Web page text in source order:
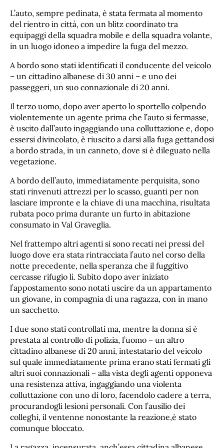
L’auto, sempre pedinata, è stata fermata al momento
del rientro in città, con un blitz coordinato tra
equipaggi della squadra mobile e della squadra volante,
in un luogo idoneo a impedire la fuga del mezzo.
A bordo sono stati identificati il conducente del veicolo
– un cittadino albanese di 30 anni – e uno dei
passeggeri, un suo connazionale di 20 anni.
Il terzo uomo, dopo aver aperto lo sportello colpendo
violentemente un agente prima che l’auto si fermasse,
è uscito dall’auto ingaggiando una colluttazione e, dopo
essersi divincolato, è riuscito a darsi alla fuga gettandosi
a bordo strada, in un canneto, dove si è dileguato nella
vegetazione.
A bordo dell’auto, immediatamente perquisita, sono
stati rinvenuti attrezzi per lo scasso, guanti per non
lasciare impronte e la chiave di una macchina, risultata
rubata poco prima durante un furto in abitazione
consumato in Val Graveglia.
Nel frattempo altri agenti si sono recati nei pressi del
luogo dove era stata rintracciata l’auto nel corso della
notte precedente, nella speranza che il fuggitivo
cercasse rifugio lì. Subito dopo aver iniziato
l’appostamento sono notati uscire da un appartamento
un giovane, in compagnia di una ragazza, con in mano
un sacchetto.
I due sono stati controllati ma, mentre la donna si è
prestata al controllo di polizia, l’uomo – un altro
cittadino albanese di 20 anni, intestatario del veicolo
sul quale immediatamente prima erano stati fermati gli
altri suoi connazionali – alla vista degli agenti opponeva
una resistenza attiva, ingaggiando una violenta
colluttazione con uno di loro, facendolo cadere a terra,
procurandogli lesioni personali. Con l’ausilio dei
colleghi, il ventenne nonostante la reazione,è stato
comunque bloccato.